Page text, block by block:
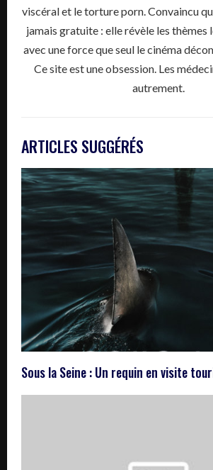
viscéral et le torture porn. Convaincu
jamais gratuite : elle révèle les thèmes
avec une force que seul le cinéma
Ce site est une obsession. Les
autrement.
ARTICLES SUGGÉRÉS
Sous la Seine : Un requin en visite